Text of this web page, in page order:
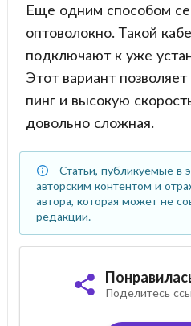
Еще одним способом
оптоволокно. Такой
подключают к уже
Этот вариант
пинг и высокую
довольно сложная.
Статьи, публикуемые в
авторским контентом и
автора, которая может не
редакции.
Поделитесь